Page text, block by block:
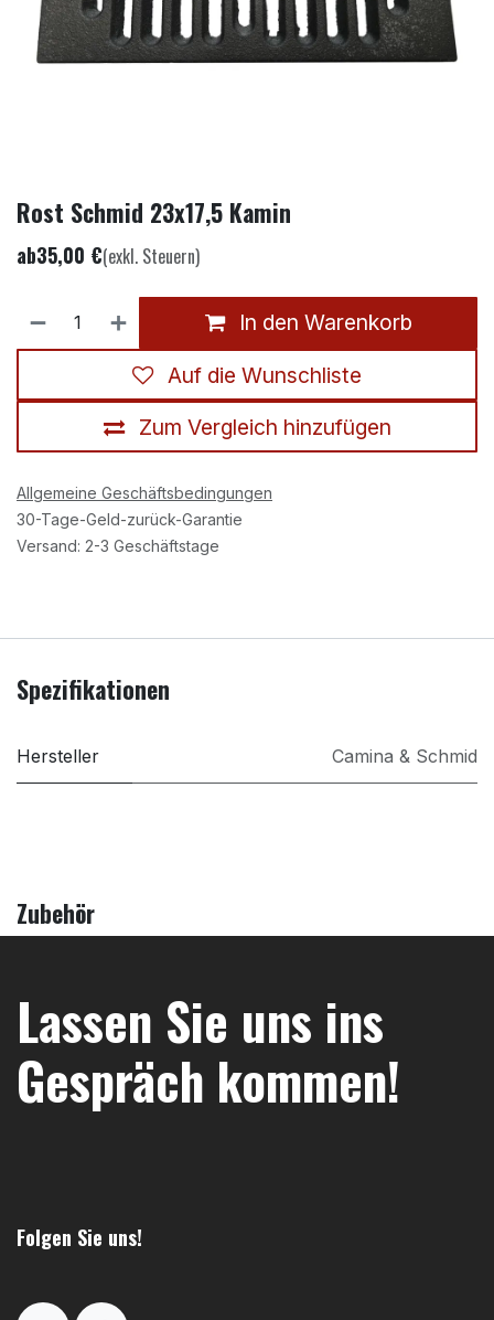
Rost Schmid 23x17,5 Kamin
ab35,00 €(exkl. Steuern)
In den Warenkorb
Zum Vergleich hinzufügen
Auf die Wunschliste
Allgemeine Geschäftsbedingungen
30-Tage-Geld-zurück-Garantie
Versand: 2-3 Geschäftstage
Spezifikationen
Hersteller Camina & Schmid
Zubehör
Lassen Sie uns ins
Gespräch kommen!
Folgen Sie uns!